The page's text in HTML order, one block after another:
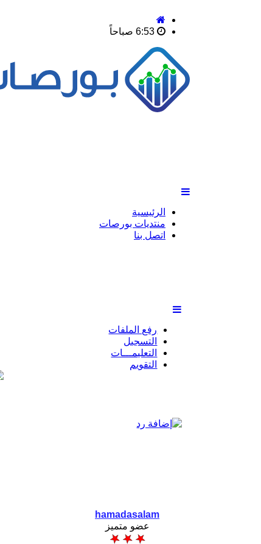
الرئيسية
منتديات بورصات
اتصل بنا
رفع الملفات
التسجيل
التعليمـــات
التقويم
hamadasalam
عضو متميز